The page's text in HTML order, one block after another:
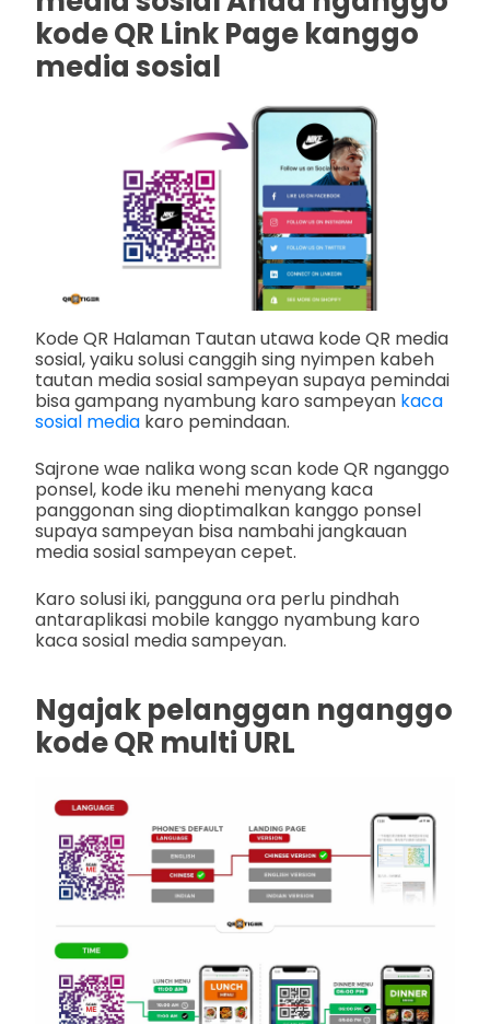
kode QR Link Page kanggo
media sosial
Kode QR Halaman Tautan utawa kode QR media
sosial, yaiku solusi canggih sing nyimpen kabeh
tautan media sosial sampeyan supaya pemindai
bisa gampang nyambung karo sampeyan kaca
sosial media karo pemindaan.
Sajrone wae nalika wong scan kode QR nganggo
ponsel, kode iku menehi menyang kaca
panggonan sing dioptimalkan kanggo ponsel
supaya sampeyan bisa nambahi jangkauan
media sosial sampeyan cepet.
Karo solusi iki, pangguna ora perlu pindhah
antaraplikasi mobile kanggo nyambung karo
kaca sosial media sampeyan.
Ngajak pelanggan nganggo
kode QR multi URL